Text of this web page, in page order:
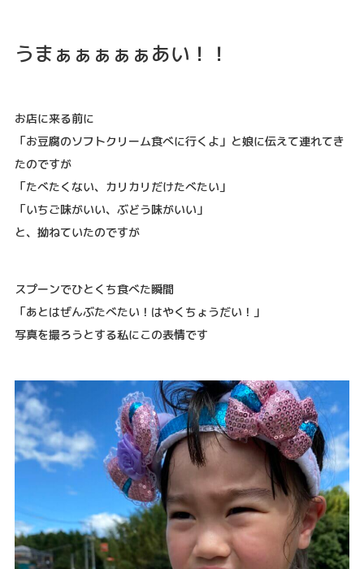
うまぁぁぁぁぁあい！！
お店に来る前に
「お豆腐のソフトクリーム食べに行くよ」と娘に伝えて連れてき
たのですが
「たべたくない、カリカリだけたべたい」
「いちご味がいい、ぶどう味がいい」
と、拗ねていたのですが
スプーンでひとくち食べた瞬間
「あとはぜんぶたべたい！はやくちょうだい！」
写真を撮ろうとする私にこの表情です